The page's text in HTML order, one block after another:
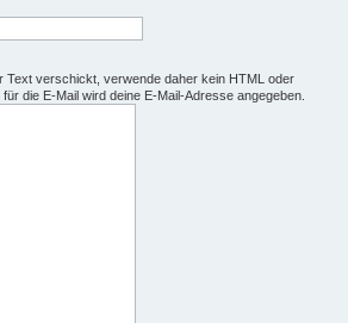
Text verschickt, verwende daher kein HTML oder
die E-Mail wird deine E-Mail-Adresse angegeben.